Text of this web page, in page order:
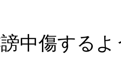
中傷するよ